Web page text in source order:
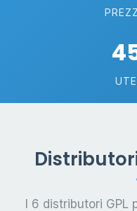
I 6 distributori